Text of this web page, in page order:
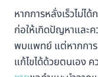
หากการหลั่งเร็วไม่ไ
ก่อให้เกิดปัญหาและค
พบแพทย์ แต่หากการ
แก้ไขได้ด้วยตนเอง ค